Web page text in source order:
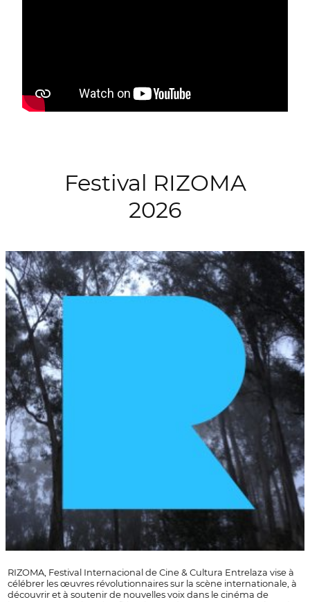
Festival RIZOMA
2026
RIZOMA, Festival Internacional de Cine & Cultura Entrelaza vise à
célébrer les œuvres révolutionnaires sur la scène internationale, à
découvrir et à soutenir de nouvelles voix dans le cinéma de